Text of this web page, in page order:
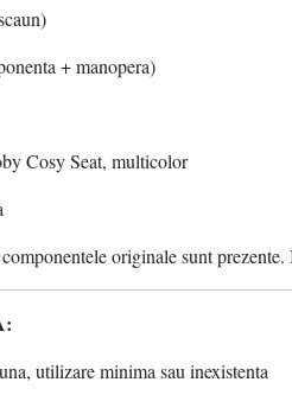
+ manopera)
Cosy Seat, multicolor
originale sunt
utilizare minima sau inexistenta